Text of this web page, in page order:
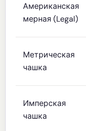
Американская
мерная (Legal)
Метрическая
чашка
Имперская
чашка